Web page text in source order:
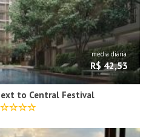
média diária
R$ 42,53
to Central Festival